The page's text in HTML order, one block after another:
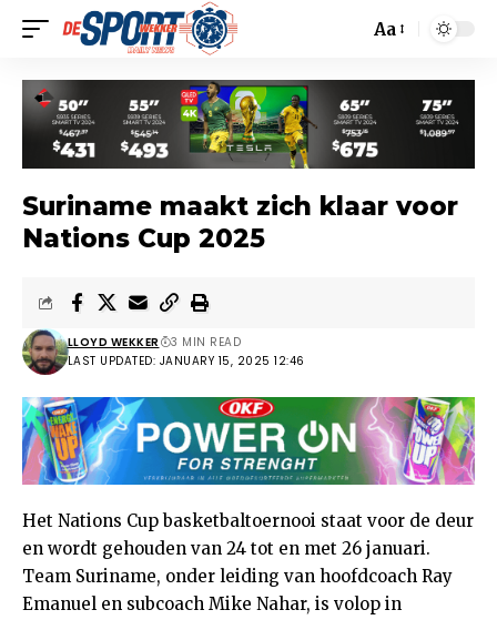
Aa
Suriname maakt zich klaar voor
Nations Cup 2025
LAST UPDATED: JANUARY 15, 2025 12:46
LLOYD WEKKER 3 MIN READ
Het Nations Cup basketbaltoernooi staat voor de deur
en wordt gehouden van 24 tot en met 26 januari.
Team Suriname, onder leiding van hoofdcoach Ray
Emanuel en subcoach Mike Nahar, is volop in